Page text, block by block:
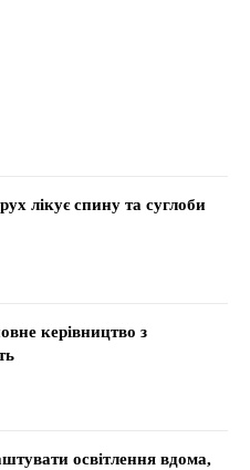
лікує спину та суглоби
керівництво з
освітлення вдома,